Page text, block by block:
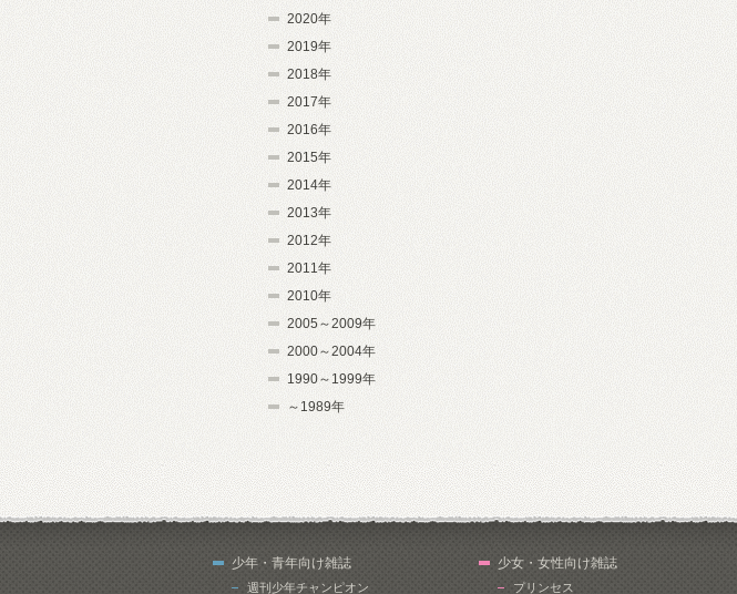
2020年
2019年
2018年
2017年
2016年
2015年
2014年
2013年
2012年
2011年
2010年
2005～2009年
2000～2004年
1990～1999年
～1989年
少年・青年向け雑誌
週刊少年チャンピオン
少女・女性向け雑誌
プリンセス